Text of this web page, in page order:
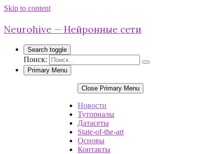
Skip to content
Neurohive — Нейронные сети
Search toggle
Поиск:
Primary Menu
Close Primary Menu
Новости
Туториалы
Датасеты
State-of-the-art
Основы
Контакты